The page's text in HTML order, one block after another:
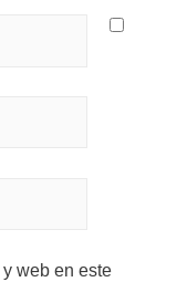
web en este